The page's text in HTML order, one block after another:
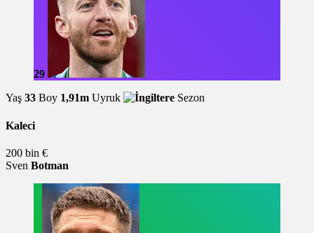
29
Yaş 33 Boy 1,91m Uyruk Sezon
Kaleci
200 bin €
Sven Botman